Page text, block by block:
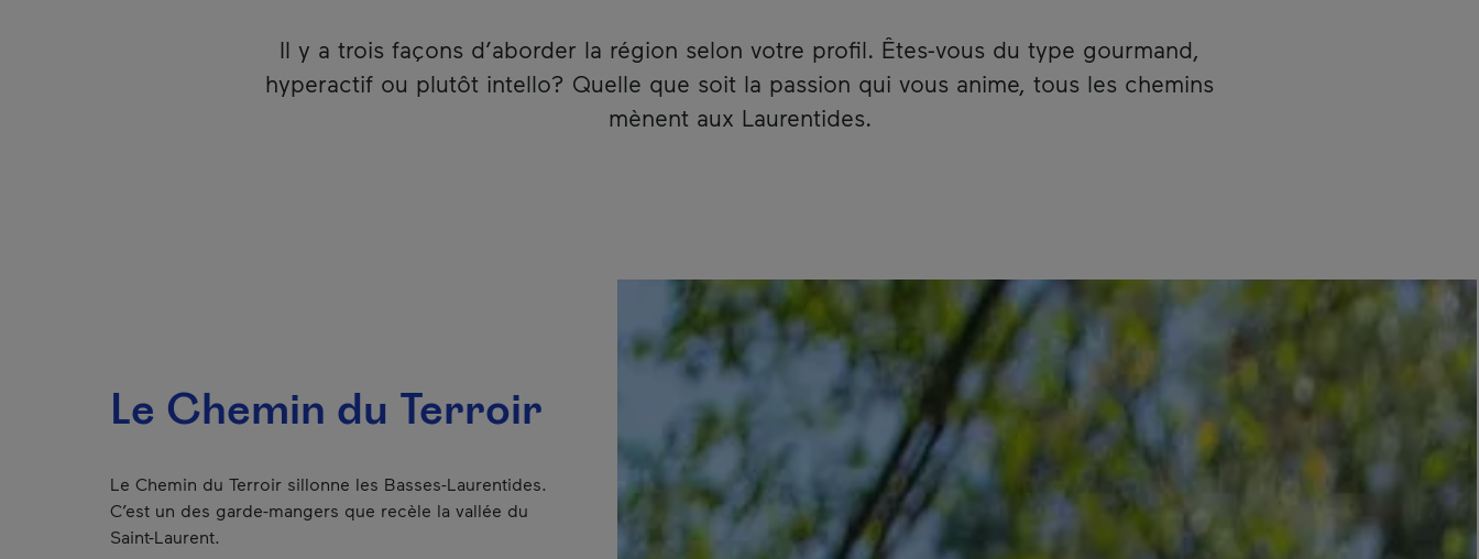
Il y a trois façons d’aborder la région selon votre profil. Êtes-vous du type gourmand,
hyperactif ou plutôt intello? Quelle que soit la passion qui vous anime, tous les chemins
mènent aux Laurentides.
Le Chemin du Terroir
Le Chemin du Terroir sillonne les Basses-Laurentides.
C’est un des garde-mangers que recèle la vallée du
Saint-Laurent.